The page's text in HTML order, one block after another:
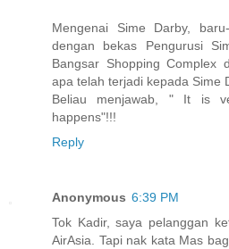
Mengenai Sime Darby,
dengan bekas Pengurusi
Bangsar Shopping Complex
apa telah terjadi kepada Sime
Beliau menjawab, " It is
happens"!!!
Reply
Anonymous 6:39 PM
Tok Kadir, saya pelanggan
AirAsia. Tapi nak kata Mas